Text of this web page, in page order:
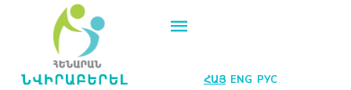
ՀԱՅ ENG РУС